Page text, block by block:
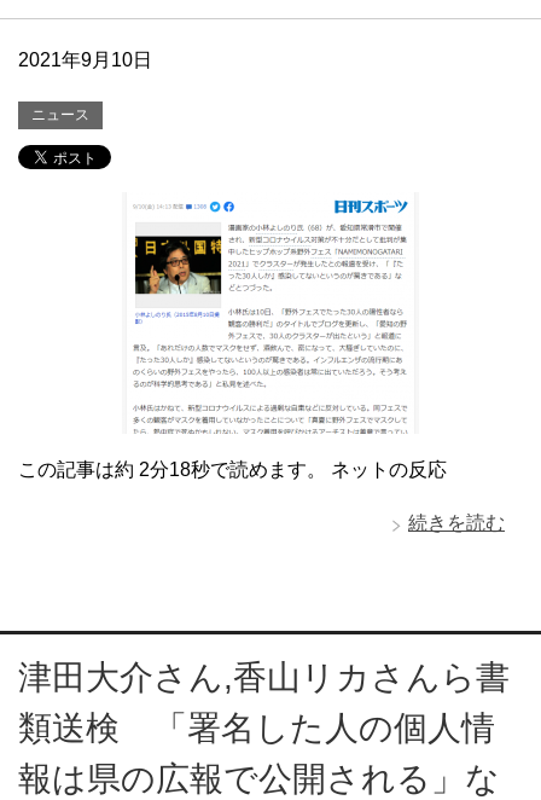
2021年9月10日
ニュース
この記事は約 2分18秒で読めます。 ネットの反応
続きを読む
津田大介さん,香山リカさんら書
類送検 「署名した人の個人情
報は県の広報で公開される」な